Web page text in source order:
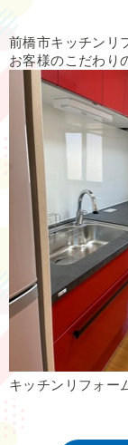
前橋市キッチンリ
お客様のこだわり
キッチンリフォー